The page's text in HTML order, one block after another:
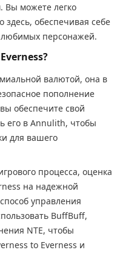
Вы можете легко
обеспечивая себе
любимых персонажей.
валютой, она в
пополнение
обеспечите свой
его в Annulith, чтобы
для вашего
процесса, оценка
на надежной
управления
BuffBuff,
NTE, чтобы
to Everness и